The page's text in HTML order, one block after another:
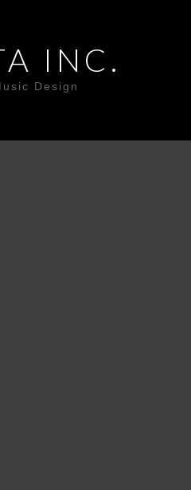
INC.
Design